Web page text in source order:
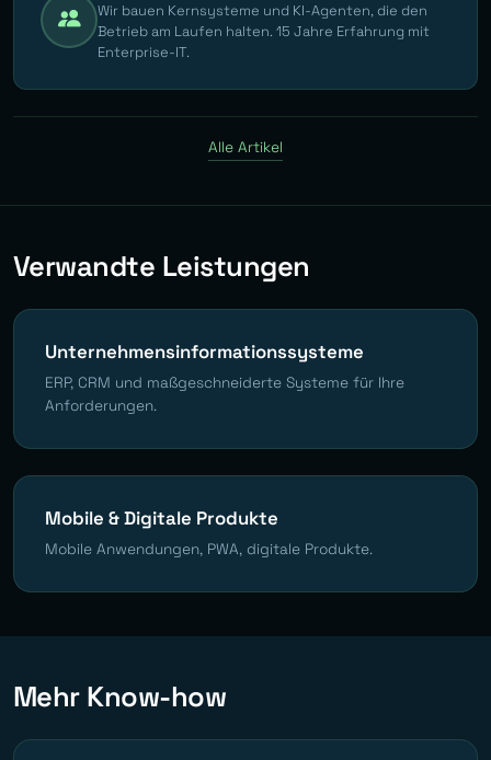
Wir bauen Kernsysteme und KI-Agenten, die den
Betrieb am Laufen halten. 15 Jahre Erfahrung mit
Enterprise-IT.
Alle Artikel
Verwandte Leistungen
Unternehmensinformationssysteme
ERP, CRM und maßgeschneiderte Systeme für Ihre
Anforderungen.
Mobile & Digitale Produkte
Mobile Anwendungen, PWA, digitale Produkte.
Mehr Know-how